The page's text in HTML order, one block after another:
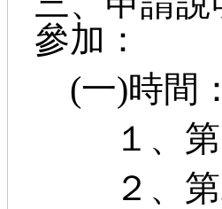
參加：
(一)時間：
１、第1
２、第2